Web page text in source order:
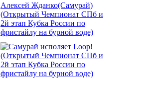
Алексей Жданко(Самурай)
(Открытый Чемпионат СПб и
2й этап Кубка России по
фристайлу на бурной воде)